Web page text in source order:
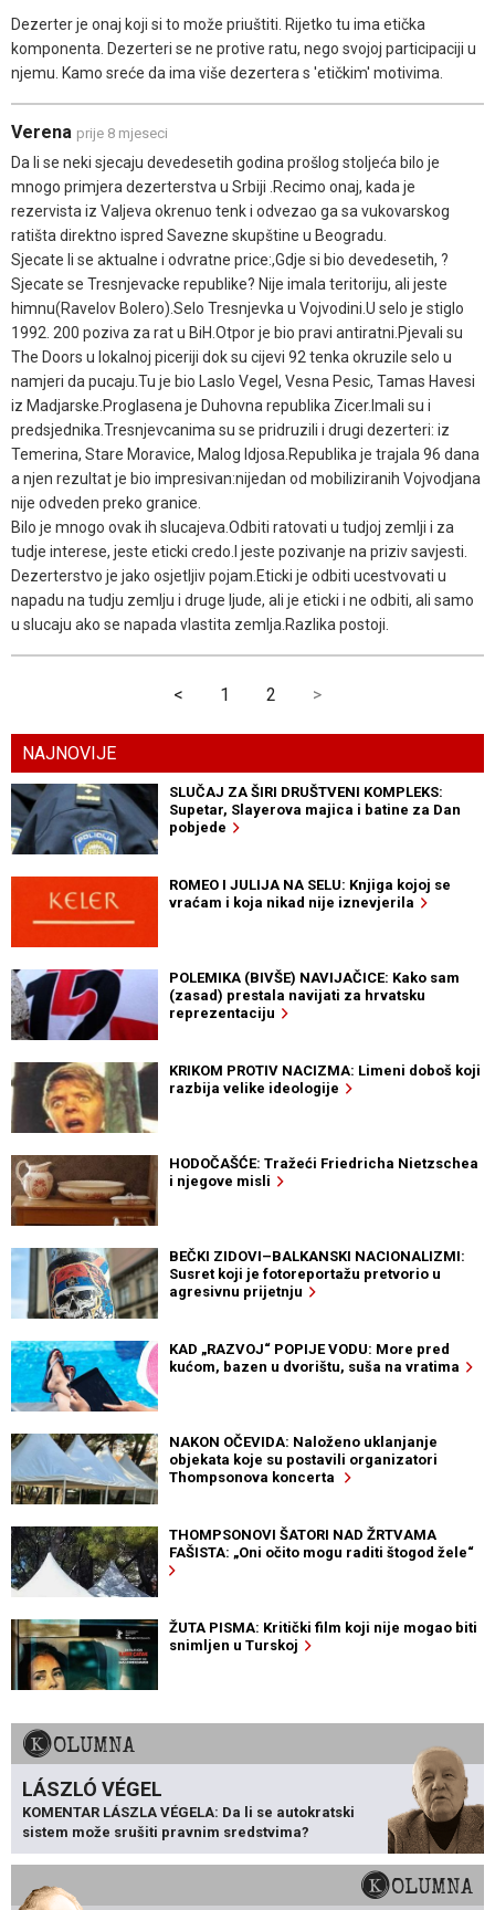
Dezerter je onaj koji si to može priuštiti. Rijetko tu ima etička
komponenta. Dezerteri se ne protive ratu, nego svojoj participaciji u
njemu. Kamo sreće da ima više dezertera s 'etičkim' motivima.
Verena prije 8 mjeseci
Da li se neki sjecaju devedesetih godina prošlog stoljeća bilo je
mnogo primjera dezerterstva u Srbiji .Recimo onaj, kada je
rezervista iz Valjeva okrenuo tenk i odvezao ga sa vukovarskog
ratišta direktno ispred Savezne skupštine u Beogradu.
Sjecate li se aktualne i odvratne price:,Gdje si bio devedesetih, ?
Sjecate se Tresnjevacke republike? Nije imala teritoriju, ali jeste
himnu(Ravelov Bolero).Selo Tresnjevka u Vojvodini.U selo je stiglo
1992. 200 poziva za rat u BiH.Otpor je bio pravi antiratni.Pjevali su
The Doors u lokalnoj piceriji dok su cijevi 92 tenka okruzile selo u
namjeri da pucaju.Tu je bio Laslo Vegel, Vesna Pesic, Tamas Havesi
iz Madjarske.Proglasena je Duhovna republika Zicer.Imali su i
predsjednika.Tresnjevcanima su se pridruzili i drugi dezerteri: iz
Temerina, Stare Moravice, Malog Idjosa.Republika je trajala 96 dana
a njen rezultat je bio impresivan:nijedan od mobiliziranih Vojvodjana
nije odveden preko granice.
Bilo je mnogo ovak ih slucajeva.Odbiti ratovati u tudjoj zemlji i za
tudje interese, jeste eticki credo.I jeste pozivanje na priziv savjesti.
Dezerterstvo je jako osjetljiv pojam.Eticki je odbiti ucestvovati u
napadu na tudju zemlju i druge ljude, ali je eticki i ne odbiti, ali samo
u slucaju ako se napada vlastita zemlja.Razlika postoji.
< 1 2 >
NAJNOVIJE
SLUČAJ ZA ŠIRI DRUŠTVENI KOMPLEKS:
Supetar, Slayerova majica i batine za Dan
pobjede
ROMEO I JULIJA NA SELU: Knjiga kojoj se
vraćam i koja nikad nije iznevjerila
POLEMIKA (BIVŠE) NAVIJAČICE: Kako sam
(zasad) prestala navijati za hrvatsku
reprezentaciju
KRIKOM PROTIV NACIZMA: Limeni doboš koji
razbija velike ideologije
HODOČAŠĆE: Tražeći Friedricha Nietzschea
i njegove misli
BEČKI ZIDOVI–BALKANSKI NACIONALIZMI:
Susret koji je fotoreportažu pretvorio u
agresivnu prijetnju
KAD „RAZVOJ“ POPIJE VODU: More pred
kućom, bazen u dvorištu, suša na vratima
NAKON OČEVIDA: Naloženo uklanjanje
objekata koje su postavili organizatori
Thompsonova koncerta
THOMPSONOVI ŠATORI NAD ŽRTVAMA
FAŠISTA: „Oni očito mogu raditi štogod žele“
ŽUTA PISMA: Kritički film koji nije mogao biti
snimljen u Turskoj
KOLUMNA
LÁSZLÓ VÉGEL
KOMENTAR LÁSZLA VÉGELA: Da li se autokratski
sistem može srušiti pravnim sredstvima?
KOLUMNA